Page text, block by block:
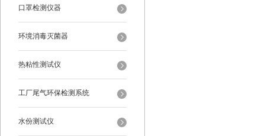
口罩检测仪器
环境消毒灭菌器
热粘性测试仪
工厂尾气环保检测系统
水份测试仪